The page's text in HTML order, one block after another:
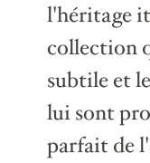
l'héritage
collection
subtile et
lui sont
parfait de